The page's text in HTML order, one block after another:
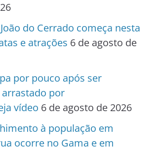
do Cerrado começa nesta
e atrações 6 de agosto de
por pouco após ser
por
vídeo 6 de agosto de 2026
à população em
ocorre no Gama e em